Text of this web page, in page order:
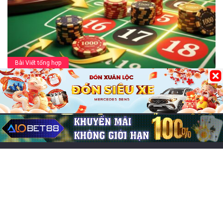
Bài Viết tổng hợp
Cược hàng Roulette (Street Bet) là gì?
Cách chơi thắng lớn
29/05/2026 0 250